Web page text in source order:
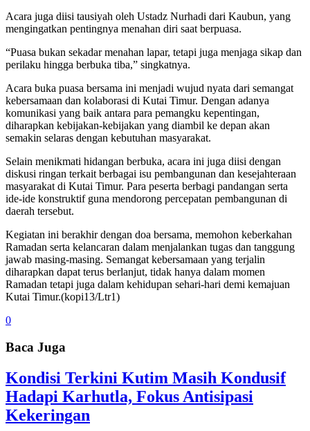
Acara juga diisi tausiyah oleh Ustadz Nurhadi dari Kaubun, yang
mengingatkan pentingnya menahan diri saat berpuasa.
“Puasa bukan sekadar menahan lapar, tetapi juga menjaga sikap dan
perilaku hingga berbuka tiba,” singkatnya.
Acara buka puasa bersama ini menjadi wujud nyata dari semangat
kebersamaan dan kolaborasi di Kutai Timur. Dengan adanya
komunikasi yang baik antara para pemangku kepentingan,
diharapkan kebijakan-kebijakan yang diambil ke depan akan
semakin selaras dengan kebutuhan masyarakat.
Selain menikmati hidangan berbuka, acara ini juga diisi dengan
diskusi ringan terkait berbagai isu pembangunan dan kesejahteraan
masyarakat di Kutai Timur. Para peserta berbagi pandangan serta
ide-ide konstruktif guna mendorong percepatan pembangunan di
daerah tersebut.
Kegiatan ini berakhir dengan doa bersama, memohon keberkahan
Ramadan serta kelancaran dalam menjalankan tugas dan tanggung
jawab masing-masing. Semangat kebersamaan yang terjalin
diharapkan dapat terus berlanjut, tidak hanya dalam momen
Ramadan tetapi juga dalam kehidupan sehari-hari demi kemajuan
Kutai Timur.(kopi13/Ltr1)
0
Baca Juga
Kondisi Terkini Kutim Masih Kondusif
Hadapi Karhutla, Fokus Antisipasi
Kekeringan